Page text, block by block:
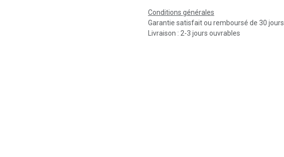
Conditions générales
Garantie satisfait ou remboursé de 30 jours
Livraison : 2-3 jours ouvrables